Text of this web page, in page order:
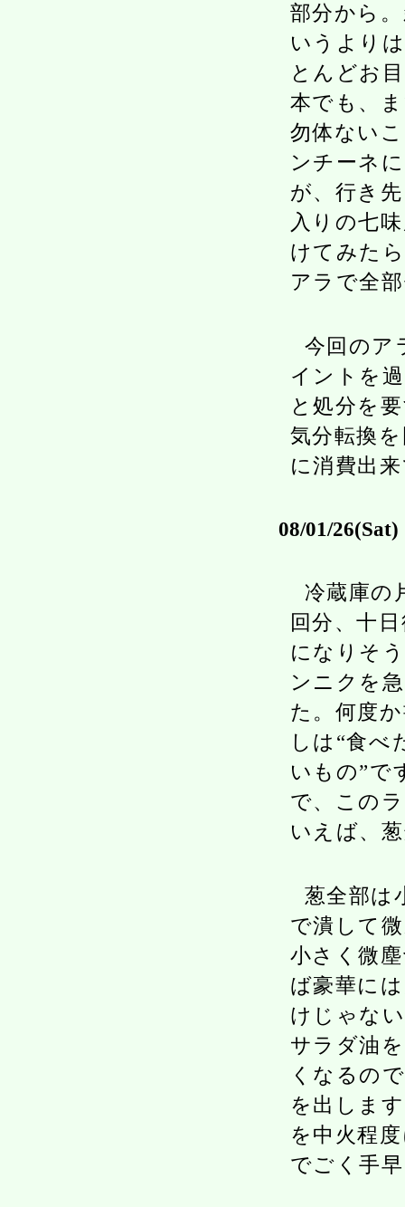
部分から
いうより
とんどお
本でも、
勿体ない
ンチーネ
が、行き
入りの七
けてみた
アラで全
今回のア
イントを
と処分を
気分転換
に消費出
08/01/26(Sat)
冷蔵庫の
回分、十
になりそ
ンニクを
た。何度
しは“食べ
いもの”で
で、この
いえば、
葱全部は
で潰して
小さく微
ば豪華に
けじゃな
サラダ油
くなるの
を出しま
を中火程
でごく手